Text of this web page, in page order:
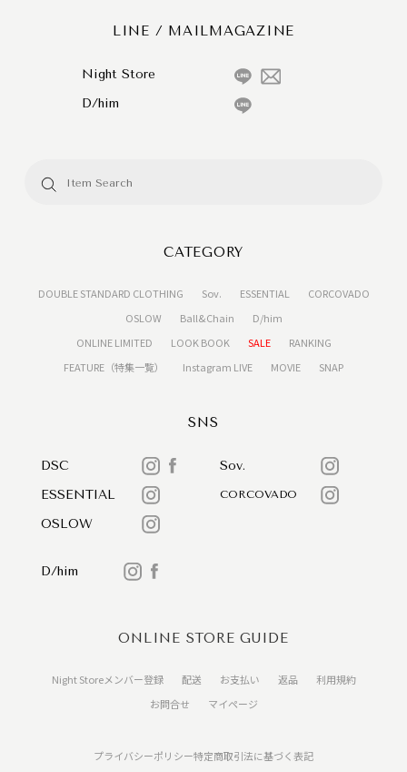
LINE / MAILMAGAZINE
Night Store
D/him
CATEGORY
DOUBLE STANDARD CLOTHING Sov. ESSENTIAL
CORCOVADO
OSLOW
Ball&Chain
D/him
ONLINE LIMITED
LOOK BOOK SALE
RANKING
FEATURE（特集一覧）
Instagram LIVE MOVIE SNAP
SNS
DSC
Sov.
ESSENTIAL
CORCOVADO
OSLOW
D/him
ONLINE STORE GUIDE
Night Storeメンバー登録 配送 お支払い 返品
利用規約
お問合せ
マイページ
プライバシーポリシー特定商取引法に基づく表記